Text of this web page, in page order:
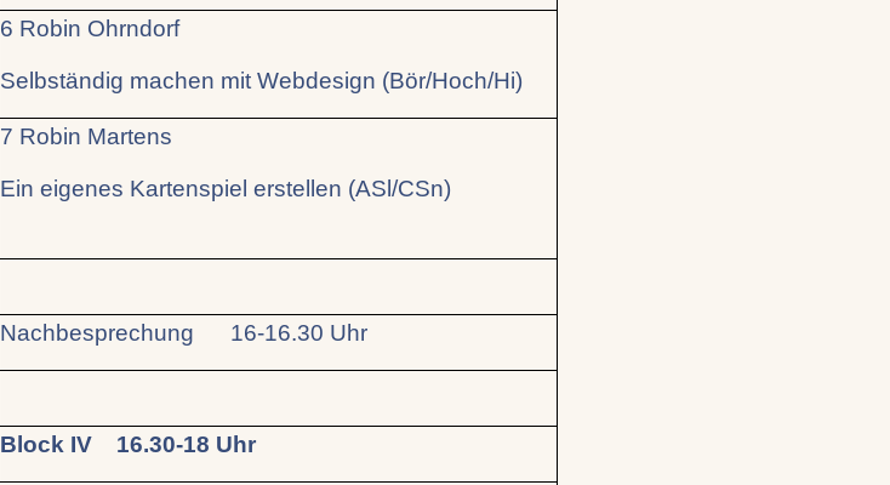
6 Robin Ohrndorf
Selbständig machen mit Webdesign (Bör/Hoch/Hi)
7 Robin Martens
Ein eigenes Kartenspiel erstellen (ASl/CSn)
Nachbesprechung 16-16.30 Uhr
Block IV 16.30-18 Uhr